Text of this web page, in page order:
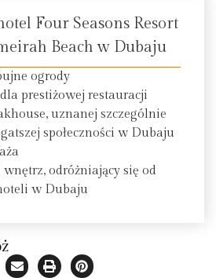
Four Seasons Resort
Beach w Dubaju
ogrody
prestiżowej restauracji
uznanej szczególnie
społeczności w Dubaju
odróżniający się od
w Dubaju